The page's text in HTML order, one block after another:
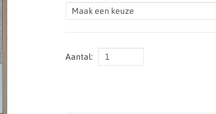
Aantal: